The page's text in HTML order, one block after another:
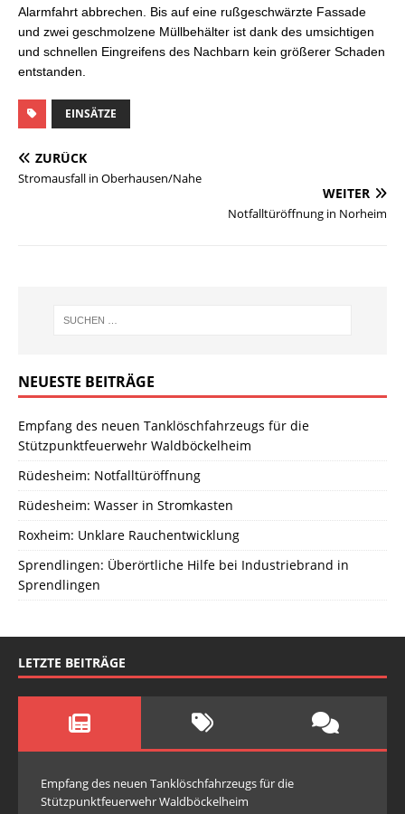
Alarmfahrt abbrechen. Bis auf eine rußgeschwärzte Fassade
und zwei geschmolzene Müllbehälter ist dank des umsichtigen
und schnellen Eingreifens des Nachbarn kein größerer Schaden
entstanden.
EINSÄTZE
ZURÜCK
Stromausfall in Oberhausen/Nahe
WEITER
Notfalltüröffnung in Norheim
NEUESTE BEITRÄGE
Empfang des neuen Tanklöschfahrzeugs für die
Stützpunktfeuerwehr Waldböckelheim
Rüdesheim: Notfalltüröffnung
Rüdesheim: Wasser in Stromkasten
Roxheim: Unklare Rauchentwicklung
Sprendlingen: Überörtliche Hilfe bei Industriebrand in
Sprendlingen
LETZTE BEITRÄGE
Empfang des neuen Tanklöschfahrzeugs für die
Stützpunktfeuerwehr Waldböckelheim